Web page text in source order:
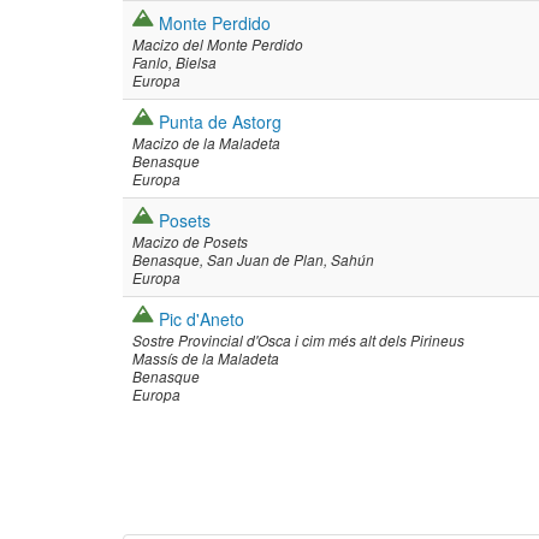
Monte Perdido
Macizo del Monte Perdido
Fanlo Bielsa
Europa
Punta de Astorg
Macizo de la Maladeta
Benasque
Europa
Posets
Macizo de Posets
Benasque San Juan de Plan Sahún
Europa
Pic d'Aneto
Sostre Provincial d'Osca i cim més alt dels Pirineus
Massís de la Maladeta
Benasque
Europa